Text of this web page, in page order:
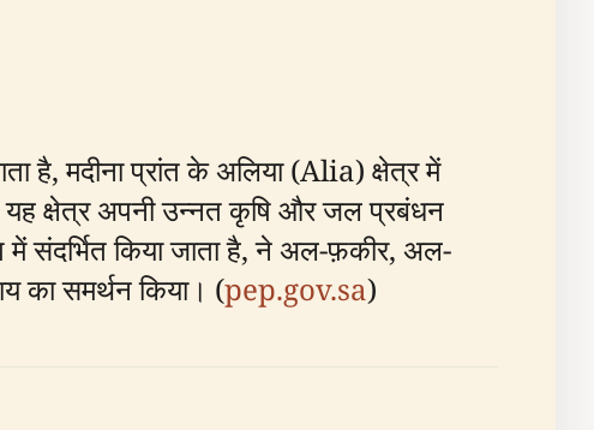
मदीना प्रांत के अलिया (Alia) क्षेत्र में
यह क्षेत्र अपनी उन्नत कृषि और जल प्रबंधन
में संदर्भित किया जाता है, ने अल-फ़कीर, अल-
का समर्थन किया। (pep.gov.sa)